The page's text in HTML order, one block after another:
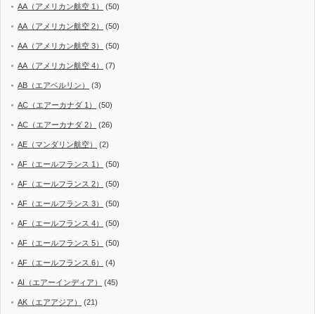
AA（アメリカン航空 1） (50)
AA（アメリカン航空 2） (50)
AA（アメリカン航空 3） (50)
AA（アメリカン航空 4） (7)
AB（エアベルリン） (3)
AC（エアーカナダ 1） (50)
AC（エアーカナダ 2） (26)
AE（マンダリン航空） (2)
AF（エールフランス 1） (50)
AF（エールフランス 2） (50)
AF（エールフランス 3） (50)
AF（エールフランス 4） (50)
AF（エールフランス 5） (50)
AF（エールフランス 6） (4)
AI（エアーインディア） (45)
AK（エアアジア） (21)